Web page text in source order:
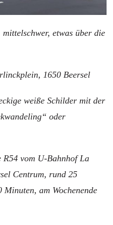
etwas über die
1650 Beersel
weiße Schilder mit der
oder
vom U-Bahnhof La
Centrum, rund 25
am Wochenende